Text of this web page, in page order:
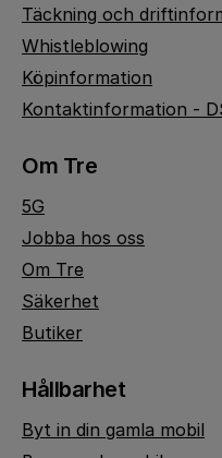
Täckning och
Whistleblowing
Köpinformation
Kontaktinformation -
Om Tre
5G
Jobba hos oss
Om Tre
Säkerhet
Butiker
Hållbarhet
Byt in din gamla mobil